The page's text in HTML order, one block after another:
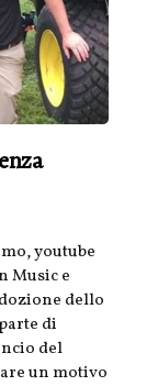
youtube
Music e
dello
di
del
un motivo